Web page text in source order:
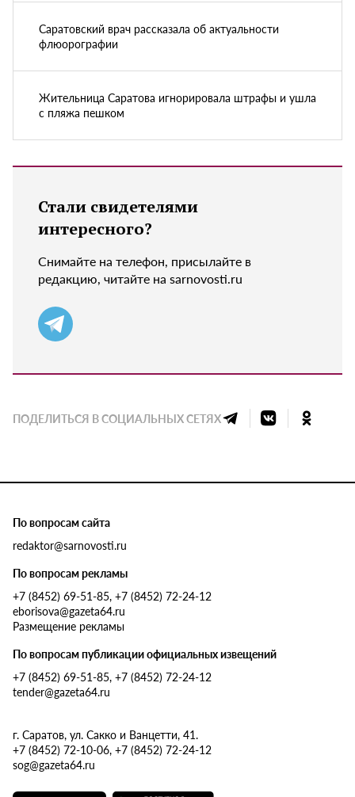
Саратовский врач рассказала об актуальности
флюорографии
Жительница Саратова игнорировала штрафы и ушла
с пляжа пешком
Стали свидетелями
интересного?
Снимайте на телефон, присылайте в
редакцию, читайте на sarnovosti.ru
ПОДЕЛИТЬСЯ В СОЦИАЛЬНЫХ СЕТЯХ
По вопросам сайта
redaktor@sarnovosti.ru
По вопросам рекламы
+7 (8452) 69-51-85, +7 (8452) 72-24-12
eborisova@gazeta64.ru
Размещение рекламы
По вопросам публикации официальных извещений
+7 (8452) 69-51-85, +7 (8452) 72-24-12
tender@gazeta64.ru
г. Саратов, ул. Сакко и Ванцетти, 41.
+7 (8452) 72-10-06, +7 (8452) 72-24-12
sog@gazeta64.ru